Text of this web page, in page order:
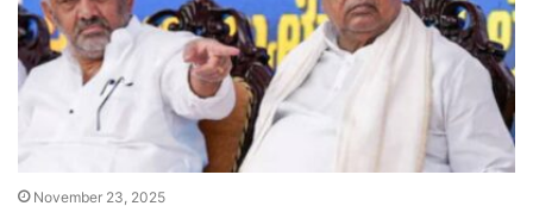
November 23, 2025